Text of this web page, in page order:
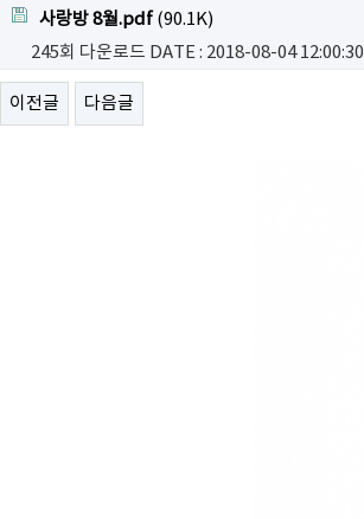
사랑방 8월.pdf (90.1K)
245회 다운로드 DATE : 2018-08-04 12:00:30
이전글 다음글